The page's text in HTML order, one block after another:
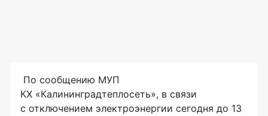
По сообщению МУП
КХ «Калининградтеплосеть», в связи
с отключением электроэнергии сегодня до 13